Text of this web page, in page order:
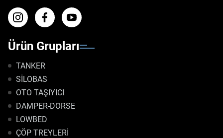
Ürün Grupları
TANKER
SİLOBAS
OTO TAŞIYICI
DAMPER-DORSE
LOWBED
ÇÖP TREYLERİ